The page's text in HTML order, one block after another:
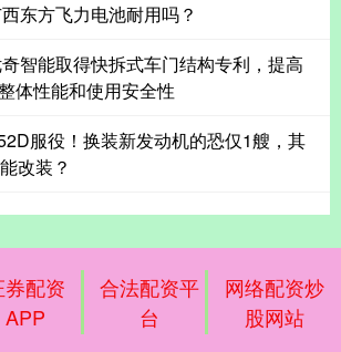
东方飞力电池耐用吗？
智能取得快拆式车门结构专利，提高
体性能和使用安全性
服役！换装新发动机的恐仅1艘，其
改装？
券配资
APP
合法配资平
台
网络配资炒
股网站